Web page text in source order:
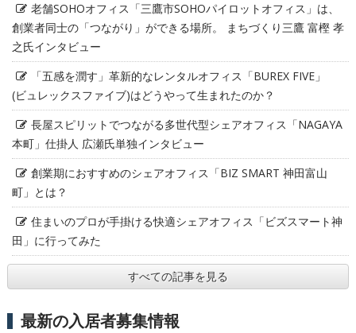
老舗SOHOオフィス「三鷹市SOHOパイロットオフィス」は、
創業者同士の「つながり」ができる場所。 まちづくり三鷹 富樫 孝
之氏インタビュー
「五感を潤す」革新的なレンタルオフィス「BUREX FIVE」
(ビュレックスファイブ)はどうやって生まれたのか？
長屋スピリットでつながる多世代型シェアオフィス「NAGAYA
本町」仕掛人 広瀬氏単独インタビュー
創業期におすすめのシェアオフィス「BIZ SMART 神田富山
町」とは？
住まいのプロが手掛ける快適シェアオフィス「ビズスマート神
田」に行ってみた
すべての記事を見る
最新の入居者募集情報